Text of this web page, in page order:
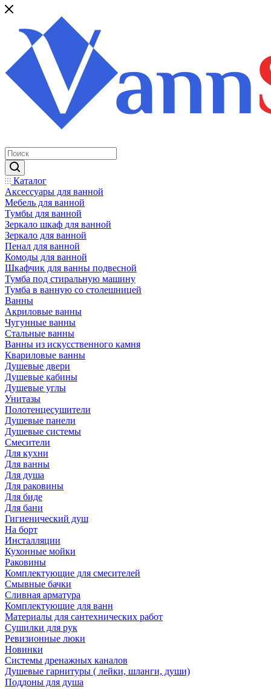
Каталог
Аксессуары для ванной
Мебель для ванной
Тумбы для ванной
Зеркало шкаф для ванной
Зеркало для ванной
Пенал для ванной
Комоды для ванной
Шкафчик для ванны подвесной
Тумба под стиральную машину
Тумба в ванную со столешницей
Ванны
Акриловые ванны
Чугунные ванны
Стальные ванны
Ванны из искусственного камня
Квариловые ванны
Душевые двери
Душевые кабины
Душевые углы
Унитазы
Полотенцесушители
Душевые панели
Душевые системы
Смесители
Для кухни
Для ванны
Для душа
Для раковины
Для биде
Для бани
Гигиенический душ
На борт
Инсталляции
Кухонные мойки
Раковины
Комплектующие для смесителей
Смывные бачки
Сливная арматура
Комплектующие для ванн
Материалы для сантехнических работ
Сушилки для рук
Ревизионные люки
Новинки
Системы дренажных каналов
Душевые гарнитуры ( лейки, шланги, души)
Поддоны для душа